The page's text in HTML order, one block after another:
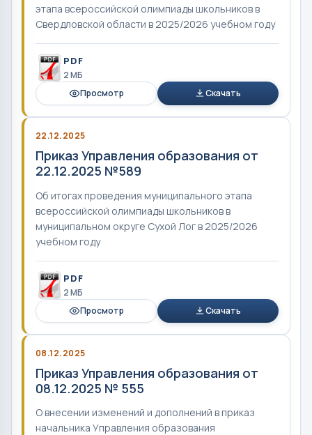
этапа всероссийской олимпиады школьников в
Свердловской области в 2025/2026 учебном году
PDF
2 MБ
Просмотр
Скачать
22.12.2025
Приказ Управления образования от
22.12.2025 №589
Об итогах проведения муниципального этапа
всероссийской олимпиады школьников в
муниципальном округе Сухой Лог в 2025/2026
учебном году
PDF
2 MБ
Просмотр
Скачать
08.12.2025
Приказ Управления образования от
08.12.2025 № 555
О внесении изменений и дополнений в приказ
начальника Управления образования